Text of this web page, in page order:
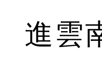
進雲